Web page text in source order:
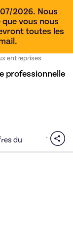
2026. Nous
vous nous
toutes les
entreprises
professionnelle
du skiller